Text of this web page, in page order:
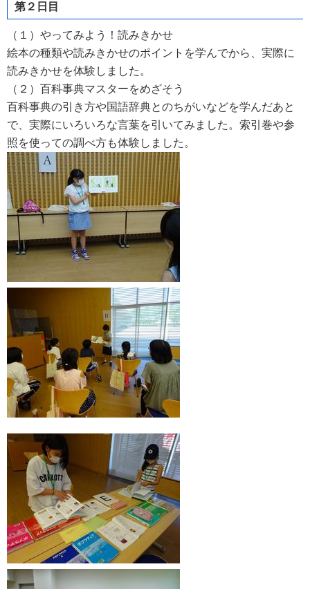
第２日目
（１）やってみよう！読みきかせ
絵本の種類や読みきかせのポイントを学んでから、実際に
読みきかせを体験しました。
（２）百科事典マスターをめざそう
百科事典の引き方や国語辞典とのちがいなどを学んだあと
で、実際にいろいろな言葉を引いてみました。索引巻や参
照を使っての調べ方も体験しました。